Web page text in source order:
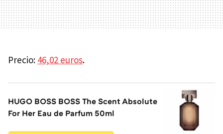
Precio: 46,02 euros.
HUGO BOSS BOSS The Scent Absolute
For Her Eau de Parfum 50ml